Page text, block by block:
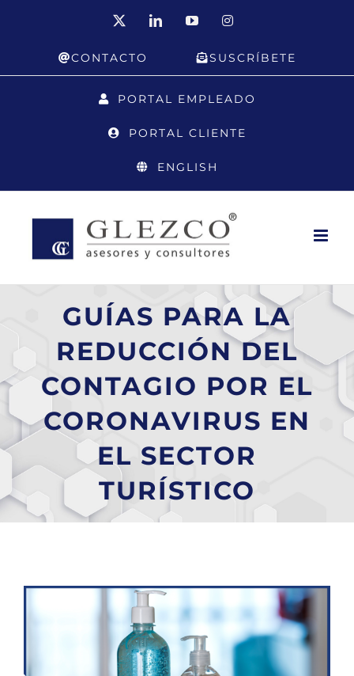
LinkedInYouTubeInstagram
CONTACTO SUSCRÍBETE
PORTAL EMPLEADO
PORTAL CLIENTE
ENGLISH
GUÍAS PARA LA
REDUCCIÓN DEL
CONTAGIO POR EL
CORONAVIRUS EN
EL SECTOR
TURÍSTICO